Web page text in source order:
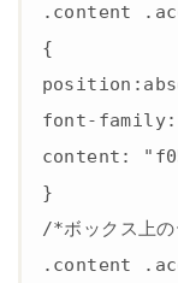
.content
{
font-family:
content:
}
/*ボックス上
.content